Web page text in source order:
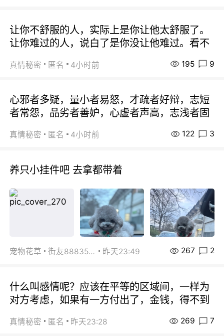
让你不舒服的人，实际上是你让他太舒服了。
让你难过的人，说白了是你没让他难过。看不
真情秘密 匿名 4小时前 195 9
心邪者多疑，量小者易怒，才疏者好辩，志短
者常怨，品劣者善妒，心虚者声高，志浅者固
真情秘密 匿名 4小时前 122 3
养只小挂件吧 去拿都带着
宠物花草 街友88835518 昨天23:49 267 2
什么叫感情呢？应该在平等的区域间，一样为
对方考虑，如果有一方付出了，金钱，得不到
真情秘密 匿名 昨天23:28 269 7